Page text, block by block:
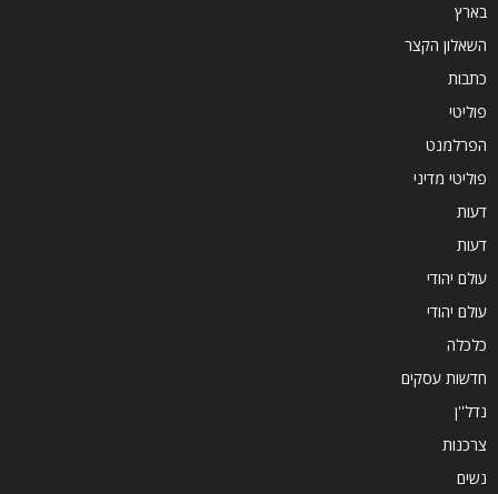
בארץ
השאלון הקצר
כתבות
פוליטי
הפרלמנט
פוליטי מדיני
דעות
דעות
עולם יהודי
עולם יהודי
כלכלה
חדשות עסקים
נדל''ן
צרכנות
נשים